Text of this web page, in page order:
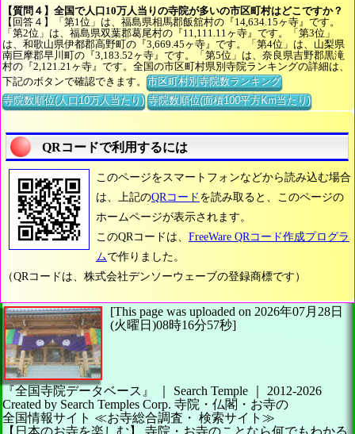
【質問４】全国で人口10万人当りの寺院が多いの市区町村はどこですか？
【回答４】「第1位」は、福島県相馬郡飯舘村の『14,634.15ヶ寺』です。
「第2位」は、福島県双葉郡葛尾村の『11,111.11ヶ寺』です。「第3位」
は、和歌山県伊都郡高野町の『3,669.45ヶ寺』です。「第4位」は、山梨県
南巨摩郡早川町の『3,183.52ヶ寺』です。「第5位」は、奈良県吉野郡黒滝
村の『2,121.21ヶ寺』です。全国の市区町村県別寺院ランキングの詳細は、
下記のボタンで確認できます。市区町村別寺院数ランキング
寺院数順位(人口10万人当たり) 寺院数順位(面積100平方Km当たり)
QRコードで利用するには
このページをスマートフォンなどから読み込む場合
は、上記のQRコード を読み取ると、このページの
ホームページが表示されます。
このQRコードは、 FreeWare QRコード作成プログラ
ムで作りました。
（QRコードは、株式会社デンソーウェーブの登録商標です）
[This page was uploaded on 2026年07月28日
(火曜日)08時16分57秒]
『全国寺院データベース』 ｜ Search Temple
2012-2026
Created by Search Temples Corp. 寺院・仏閣・お寺の
全国情報サイト ≪お寺総合調査・ 検索サイト≫